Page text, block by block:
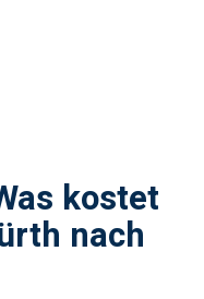
kostet
nach